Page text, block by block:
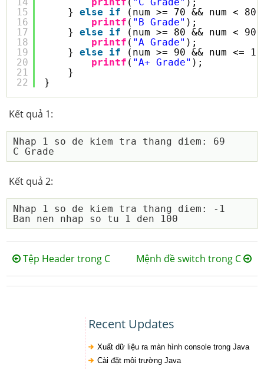
15
16
17
18
19
20
21
22
} else if
(num >= 70 && num <
printf ( "B Grade" );
} else if
(num >= 80 && num <
printf ( "A Grade" );
} else if
(num >= 90 && num <=
printf ( "A+ Grade" );
}
}
Kết quả 1:
Nhap 1 so de kiem tra thang diem: 69
Kết quả 2:
Nhap 1 so de kiem tra thang diem: -1
Tệp Header trong C Mệnh đề switch trong C
Recent Updates
Xuất dữ liệu ra màn hình console trong Java
Cài đặt môi trường Java